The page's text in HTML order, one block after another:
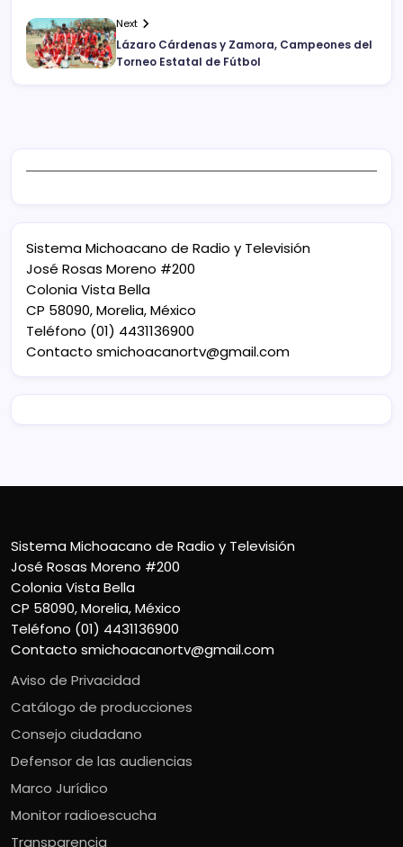
Next
Lázaro Cárdenas y Zamora, Campeones del
Torneo Estatal de Fútbol
Sistema Michoacano de Radio y Televisión
José Rosas Moreno #200
Colonia Vista Bella
CP 58090, Morelia, México
Teléfono (01) 4431136900
Contacto smichoacanortv@gmail.com
Sistema Michoacano de Radio y Televisión
José Rosas Moreno #200
Colonia Vista Bella
CP 58090, Morelia, México
Teléfono (01) 4431136900
Contacto smichoacanortv@gmail.com
Aviso de Privacidad
Catálogo de producciones
Consejo ciudadano
Defensor de las audiencias
Marco Jurídico
Monitor radioescucha
Transparencia